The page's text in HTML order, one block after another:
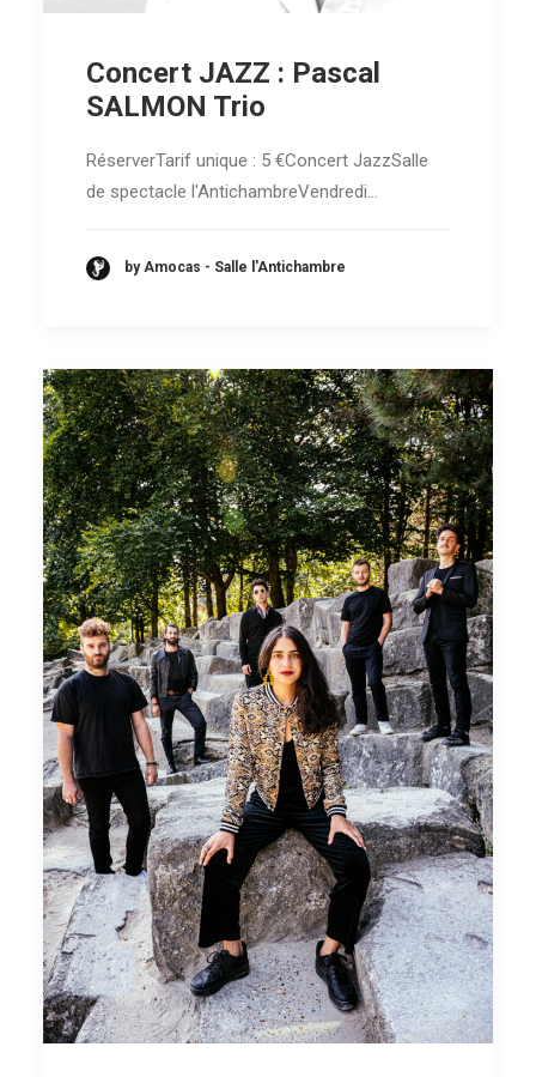
Concert JAZZ : Pascal
SALMON Trio
RéserverTarif unique : 5 €Concert JazzSalle
de spectacle l'AntichambreVendredi…
by Amocas - Salle l'Antichambre